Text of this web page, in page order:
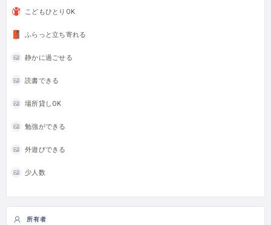
こどもひとりOK
ふらっと立ち寄れる
静かに過ごせる
読書できる
場所貸しOK
勉強ができる
外遊びできる
少人数
所有者